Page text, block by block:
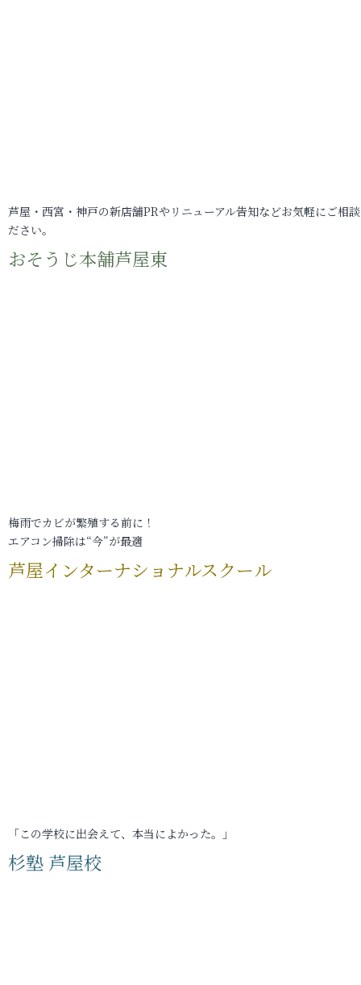
芦屋・西宮・神戸の新店舗PRやリニューアル告知などお気軽にご相
ださい。
おそうじ本舗芦屋東
梅雨でカビが繁殖する前に！
エアコン掃除は“今”が最適
芦屋インターナショナルスクール
「この学校に出会えて、本当によかった。」
杉塾 芦屋校